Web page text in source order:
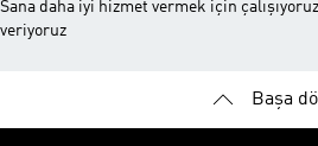
Sana daha iyi hizmet vermek için
veriyoruz
Başa